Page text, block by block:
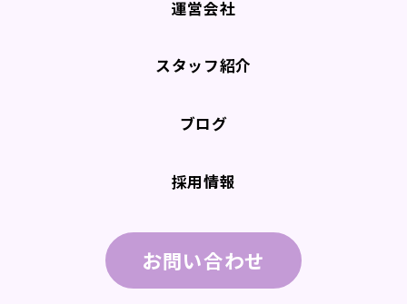
運営会社
スタッフ紹介
ブログ
採用情報
お問い合わせ